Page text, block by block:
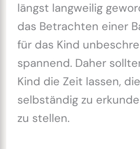
längst langweilig
das Betrachten einer
für das Kind
spannend. Daher
Kind die Zeit lassen,
selbständig zu
zu stellen.